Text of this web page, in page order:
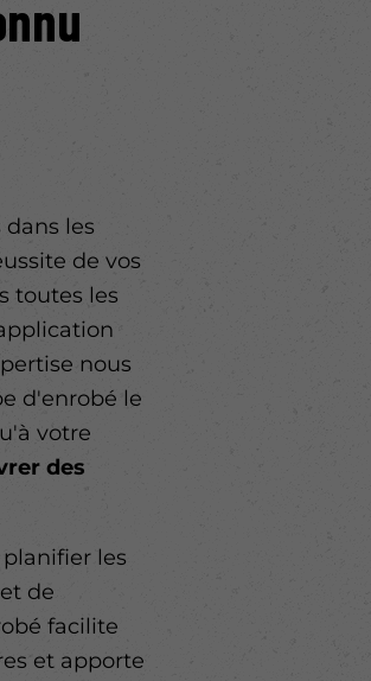
les
de vos
toutes les
nous
d'enrobé le
votre
des
les
de
facilite
et apporte